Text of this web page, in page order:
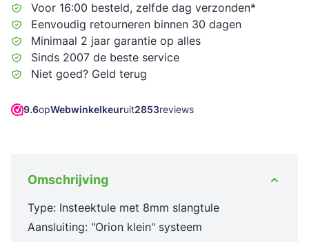
Voor 16:00 besteld, zelfde dag verzonden*
Eenvoudig retourneren binnen 30 dagen
Minimaal 2 jaar garantie op alles
Sinds 2007 de beste service
Niet goed? Geld terug
9.6opWebwinkelkeuruit2853reviews
Omschrijving
Type: Insteektule met 8mm slangtule
Aansluiting: "Orion klein" systeem